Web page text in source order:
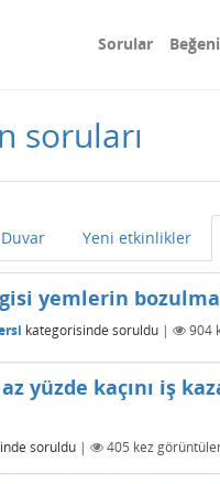
Sorular
soruları
Duvar Yeni etkinlikler
yemlerin
kategorisinde soruldu | 904
yüzde kaçını iş
soruldu | 405 kez